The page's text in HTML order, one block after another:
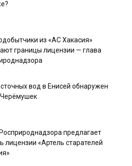
из «АС Хакасия»
границы лицензии — глава
вод в Енисей обнаружен
предлагает
лицензии «Артель старателей